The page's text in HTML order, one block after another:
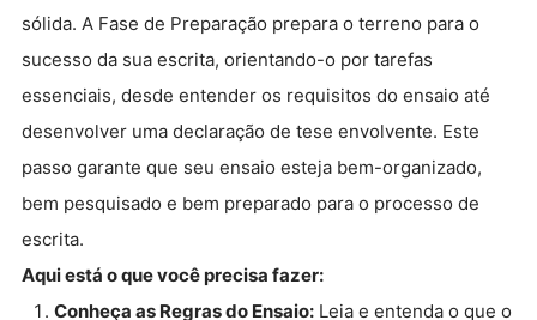
sólida. A Fase de Preparação prepara o terreno para o
sucesso da sua escrita, orientando-o por tarefas
essenciais, desde entender os requisitos do ensaio até
desenvolver uma declaração de tese envolvente. Este
passo garante que seu ensaio esteja bem-organizado,
bem pesquisado e bem preparado para o processo de
escrita.
Aqui está o que você precisa fazer:
Conheça as Regras do Ensaio: Leia e entenda o que o